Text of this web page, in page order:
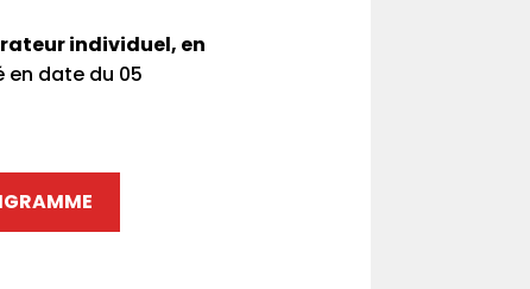
individuel, en
en date du 05